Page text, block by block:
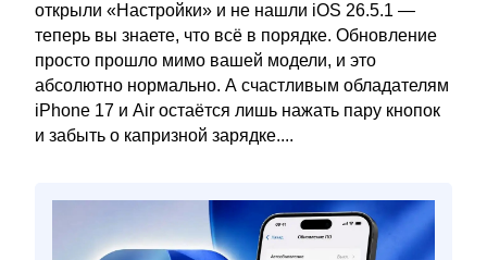
открыли «Настройки» и не нашли iOS 26.5.1 —
теперь вы знаете, что всё в порядке. Обновление
просто прошло мимо вашей модели, и это
абсолютно нормально. А счастливым обладателям
iPhone 17 и Air остаётся лишь нажать пару кнопок
и забыть о капризной зарядке....